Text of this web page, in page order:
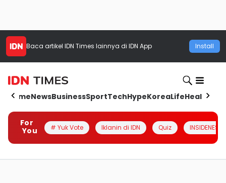
Baca artikel IDN Times lainnya di IDN App Install
HomeNewsBusinessSportTechHypeKoreaLifeHealth
For
You
# Yuk Vote Iklanin di IDN Quiz INSIDENESIA